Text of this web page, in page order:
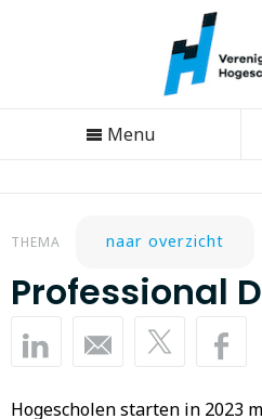
Menu
THEMA naar overzicht
Professional
Hogescholen starten in 2023